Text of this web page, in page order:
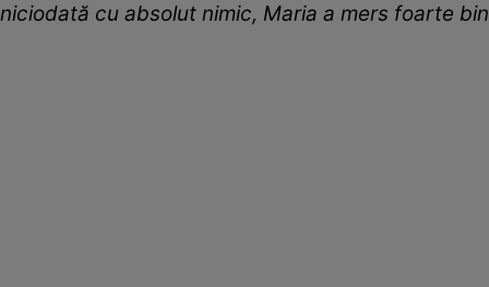
niciodată cu absolut nimic, Maria a mers foarte